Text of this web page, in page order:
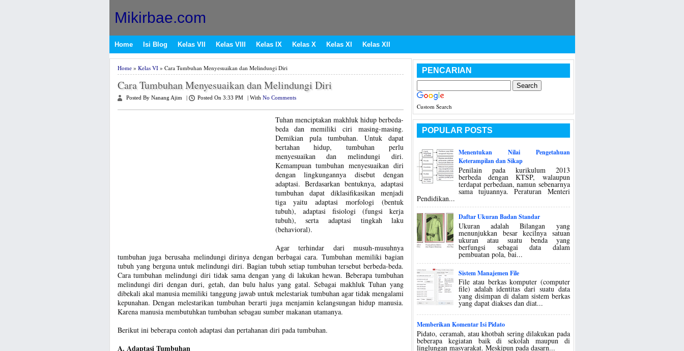
Mikirbae.com
Home Isi Blog Kelas VII Kelas VIII Kelas IX Kelas X Kelas XI Kelas XII
Home» Kelas VI» Cara Tumbuhan Menyesuaikan dan Melindungi Diri
Cara Tumbuhan Menyesuaikan dan Melindungi Diri
Posted By Nanang Ajim Posted On 3:33 PM With No Comments
Tuhan menciptakan makhluk hidup berbeda-
beda dan memiliki ciri masing-masing.
Demikian pula tumbuhan. Untuk dapat
bertahan hidup, tumbuhan perlu
menyesuaikan dan melindungi diri.
Kemampuan tumbuhan menyesuaikan diri
dengan lingkungannya disebut dengan
adaptasi. Berdasarkan bentuknya, adaptasi
tumbuhan dapat diklasifikasikan menjadi
tiga yaitu adaptasi morfologi (bentuk
tubuh), adaptasi fisiologi (fungsi kerja
tubuh), serta adaptasi tingkah laku
(behavioral).
Agar terhindar dari musuh-musuhnya
tumbuhan juga berusaha melindungi dirinya dengan berbagai cara. Tumbuhan memiliki bagian
tubuh yang berguna untuk melindungi diri. Bagian tubuh setiap tumbuhan tersebut berbeda-beda.
Cara tumbuhan melindungi diri tidak sama dengan yang di lakukan hewan. Beberapa tumbuhan
melindungi diri dengan duri, getah, dan bulu halus yang gatal. Sebagai makhluk Tuhan yang
dibekali akal manusia memiliki tanggung jawab untuk melestariak tumbuhan agar tidak mengalami
kepunahan. Dengan melestarikan tumbuhan berarti juga menjamin kelangsungan hidup manusia.
Karena manusia membutuhkan tumbuhan sebagau sumber makanan utamanya.
Berikut ini beberapa contoh adaptasi dan pertahanan diri pada tumbuhan.
A. Adaptasi Tumbuhan
PENCARIAN
Custom Search
POPULAR POSTS
Menentukan Nilai Pengetahuan
Keterampilan dan Sikap
Penilain pada kurikulum 2013
berbeda dengan KTSP, walaupun
terdapat perbedaan, namun sebenarnya
sama tujuannya. Peraturan Menteri
Pendidikan...
Daftar Ukuran Badan Standar
Ukuran adalah Bilangan yang
menunjukkan besar kecilnya satuan
ukuran atau suatu benda yang
berfungsi sebagai data dalam
pembuatan pola, bai...
Sistem Manajemen File
File atau berkas komputer (computer
file) adalah identitas dari suatu data
yang disimpan di dalam sistem berkas
yang dapat diakses dan diat...
Memberikan Komentar Isi Pidato
Pidato, ceramah, atau khotbah sering dilakukan pada
beberapa kegiatan baik di sekolah maupun di
linglungan masyarakat. Meskipun pada dasarn...